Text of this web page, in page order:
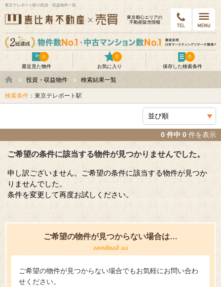
東京テレポート駅の投資・収益物件一覧
東京都⼼エリアの
不動産販売情報
最近見た物件
0
お気に入り
0
保存した検索条件
0
投資・収益物件 検索結果一覧
検索条件 ：東京テレポート駅
0 件中 0 件を表示
ご希望の条件に該当する物件が見つかりませんでした。
申し訳ございません。ご希望の条件に該当する物件が見つか
りませんでした。
条件を変更して再度お試しください。
ご希望の物件が見つからない場合は…
ご希望の物件が見つからない場合でもお気軽にお問い合わ
せください。